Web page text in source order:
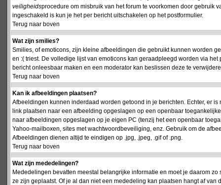
veiligheidsprocedure om misbruik van het forum te voorkomen door gebruik
ingeschakeld is kun je het per bericht uitschakelen op het postformulier.
Terug naar boven
Wat zijn smilies?
Smilies, of emoticons, zijn kleine afbeeldingen die gebruikt kunnen worden
en :( triest. De volledige lijst van emoticons kan geraadpleegd worden via
bericht onleesbaar maken en een moderator kan beslissen deze te
Terug naar boven
Kan ik afbeeldingen plaatsen?
Afbeeldingen kunnen inderdaad worden getoond in je berichten. Echter, er
link plaatsen naar een afbeelding opgeslagen op een openbaar
naar afbeeldingen opgeslagen op je eigen PC (tenzij het een openbaar
Yahoo-mailboxen, sites met wachtwoordbeveiliging, enz. Gebruik om de
Afbeeldingen dienen altijd te eindigen op .jpg, .jpeg, .gif of .png.
Terug naar boven
Wat zijn mededelingen?
Mededelingen bevatten meestal belangrijke informatie en moet je daarom
ze zijn geplaatst. Of je al dan niet een mededeling kan plaatsen hangt af